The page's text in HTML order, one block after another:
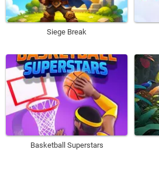
Siege Break
Basketball Superstars